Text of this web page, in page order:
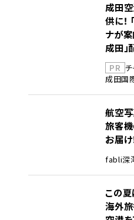
成田
供に！
ナが
成田」
PR
成田国
航空
旅客
お届け
fabli深
この
海外旅